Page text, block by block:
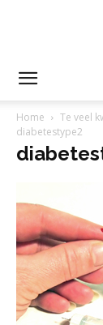
Home
Te veel
diabetestype2